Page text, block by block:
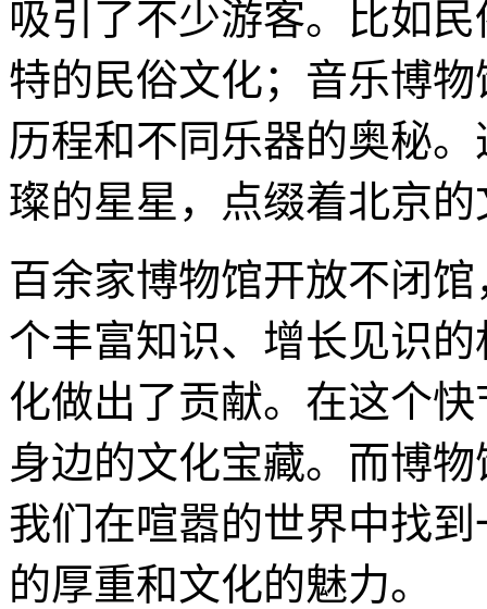
吸引了不少游客。比如
特的民俗文化；音乐博
历程和不同乐器的奥秘
璨的星星，点缀着北京
百余家博物馆开放不闭
个丰富知识、增长见识
化做出了贡献。在这个
身边的文化宝藏。而博
我们在喧嚣的世界中找
的厚重和文化的魅力。